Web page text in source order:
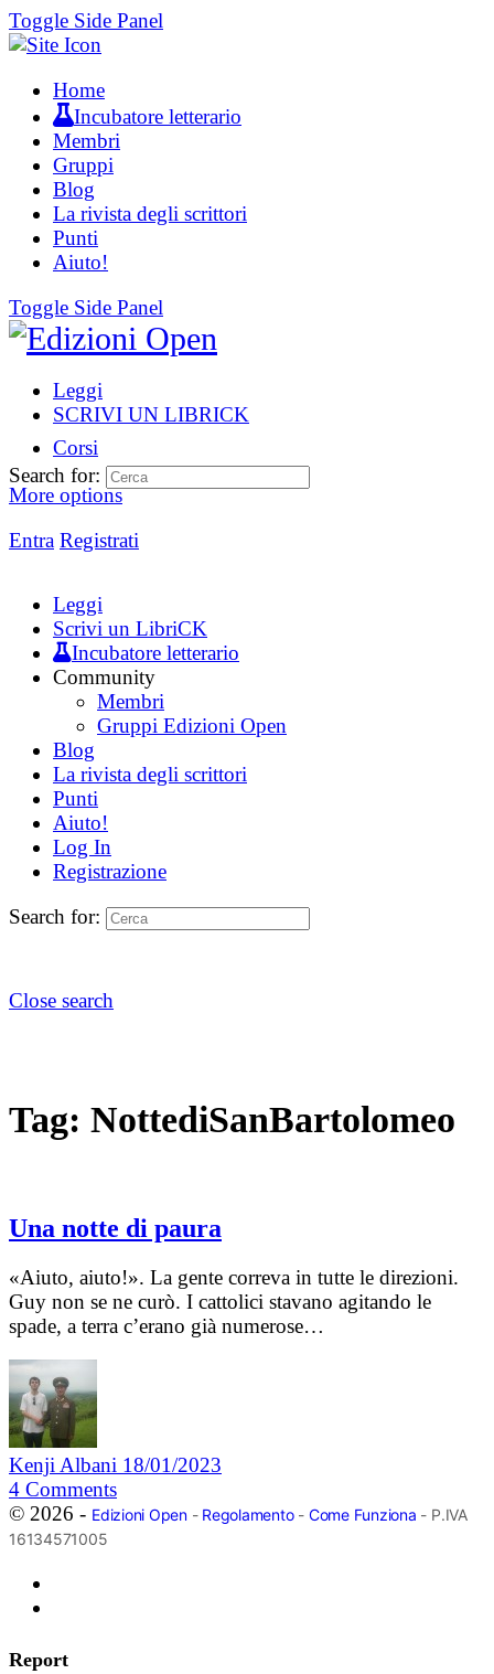
Toggle Side Panel
Home
Incubatore letterario
Membri
Gruppi
Blog
La rivista degli scrittori
Punti
Aiuto!
Toggle Side Panel
Leggi
SCRIVI UN LIBRICK
Corsi
More options
Entra Registrati
Search for:
Leggi
Scrivi un LibriCK
Incubatore letterario
Community
Membri
Gruppi Edizioni Open
Blog
La rivista degli scrittori
Punti
Aiuto!
Log In
Registrazione
Search for:
Close search
Tag: NottediSanBartolomeo
Una notte di paura
«Aiuto, aiuto!». La gente correva in tutte le direzioni.
Guy non se ne curò. I cattolici stavano agitando le
spade, a terra c’erano già numerose…
Kenji Albani 18/01/2023
4 Comments
© 2026 - Edizioni Open- Regolamento- Come Funziona - P.IVA
16134571005
Report